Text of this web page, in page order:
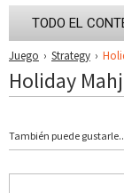
TODO EL
Juego › Strategy ›
Holiday
También puede